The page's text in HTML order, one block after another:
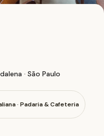
· São Paulo
· Padaria & Cafeteria